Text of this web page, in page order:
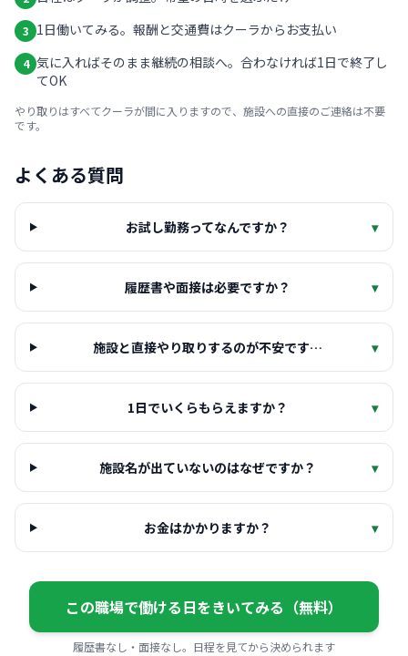
3 1日働いてみる。報酬と交通費はクーラからお支払い
4 気に入ればそのまま継続の相談へ。合わなければ1日で終了し
てOK
やり取りはすべてクーラが間に入りますので、施設への直接のご連絡は不要
です。
よくある質問
お試し勤務ってなんですか？ ▾
履歴書や面接は必要ですか？ ▾
施設と直接やり取りするのが不安です… ▾
1日でいくらもらえますか？ ▾
施設名が出ていないのはなぜですか？ ▾
お金はかかりますか？ ▾
この職場で働ける日をきいてみる（無料）
履歴書なし・面接なし。日程を見てから決められます